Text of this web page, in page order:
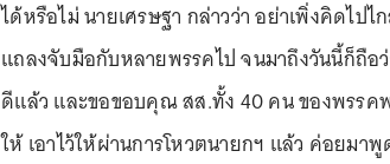
ได้หรือไม่ นายเศรษฐา กล่าวว่า อย่าเพิ่งคิดไปไ
แถลงจับมือกับหลายพรรคไป จนมาถึงวันนี้ก็ถือ
ดีแล้ว และขอขอบคุณ สส.ทั้ง 40 คน ของพรรค
ให้ เอาไว้ให้ผ่านการโหวตนายกฯ แล้ว ค่อยมา